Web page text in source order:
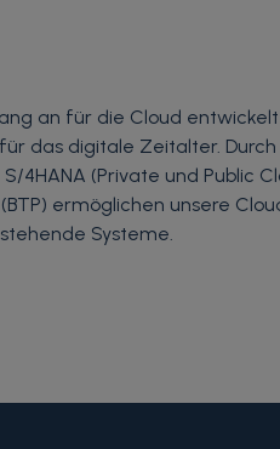
an für die Cloud
das digitale Zeitalter.
4HANA (Private und Public
ermöglichen unsere
Systeme.